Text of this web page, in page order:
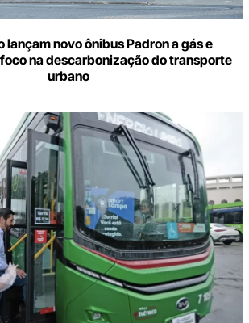
lançam novo ônibus Padron a gás e
na descarbonização do transporte
urbano